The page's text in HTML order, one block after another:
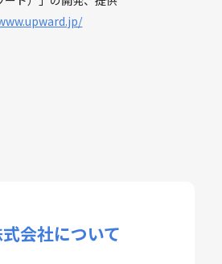
会社について